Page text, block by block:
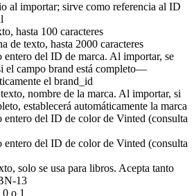
al importar; sirve como referencia al ID
hasta 100 caracteres
de texto, hasta 2000 caracteres
entero del ID de marca. Al importar, se
el campo brand está completo—
el brand_id
nombre de la marca. Al importar, si
establecerá automáticamente la marca
entero del ID de color de Vinted (consulta
entero del ID de color de Vinted (consulta
solo se usa para libros. Acepta tanto
13
o 1